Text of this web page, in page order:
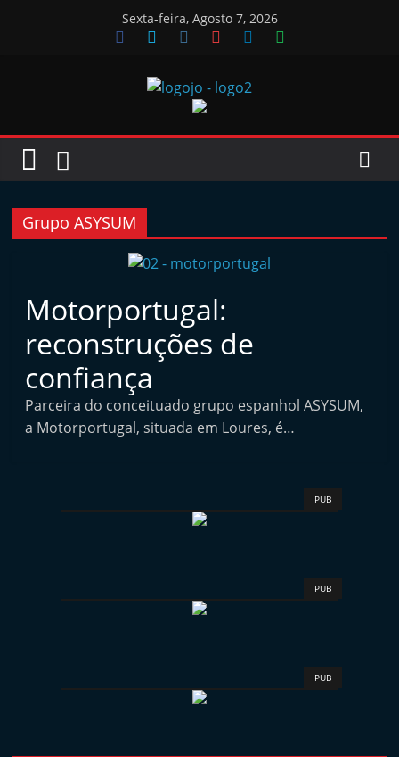
Sexta-feira, Agosto 7, 2026
Jornal
Oficinas
J
r
n
l
i
n
Grupo ASYSUM
Motorportugal:
reconstruções de
confiança
Parceira do conceituado grupo espanhol ASYSUM,
a Motorportugal, situada em Loures, é…
PUB
PUB
PUB